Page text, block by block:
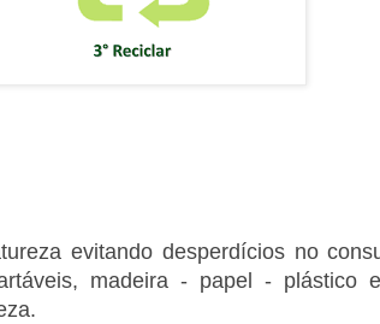
evitando desperdícios no
madeira - papel - plástico